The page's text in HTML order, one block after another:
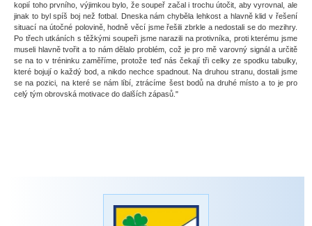
kopií toho prvního, výjimkou bylo, že soupeř začal i trochu útočit, aby vyrovnal, ale
jinak to byl spíš boj než fotbal. Dneska nám chyběla lehkost a hlavně klid v řešení
situací na útočné polovině, hodně věcí jsme řešili zbrkle a nedostali se do mezihry.
Po třech utkáních s těžkými soupeři jsme narazili na protivníka, proti kterému jsme
museli hlavně tvořit a to nám dělalo problém, což je pro mě varovný signál a určitě
se na to v tréninku zaměříme, protože teď nás čekají tři celky ze spodku tabulky,
které bojují o každý bod, a nikdo nechce spadnout. Na druhou stranu, dostali jsme
se na pozici, na které se nám líbí, ztrácíme šest bodů na druhé místo a to je pro
celý tým obrovská motivace do dalších zápasů."